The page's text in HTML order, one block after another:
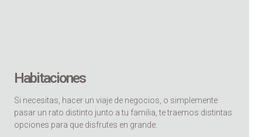
Habitaciones
Si necesitas, hacer un viaje de negocios, o simplemente
pasar un rato distinto junto a tu familia, te traemos distintas
opciones para que disfrutes en grande.